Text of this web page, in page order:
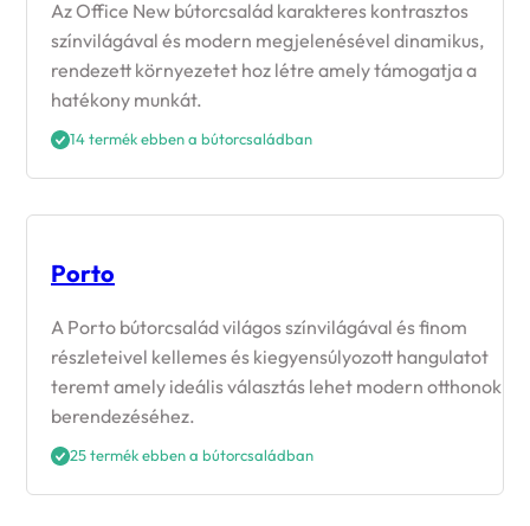
Az Office New bútorcsalád karakteres kontrasztos
színvilágával és modern megjelenésével dinamikus,
rendezett környezetet hoz létre amely támogatja a
hatékony munkát.
14 termék ebben a bútorcsaládban
Porto
A Porto bútorcsalád világos színvilágával és finom
részleteivel kellemes és kiegyensúlyozott hangulatot
teremt amely ideális választás lehet modern otthonok
berendezéséhez.
25 termék ebben a bútorcsaládban